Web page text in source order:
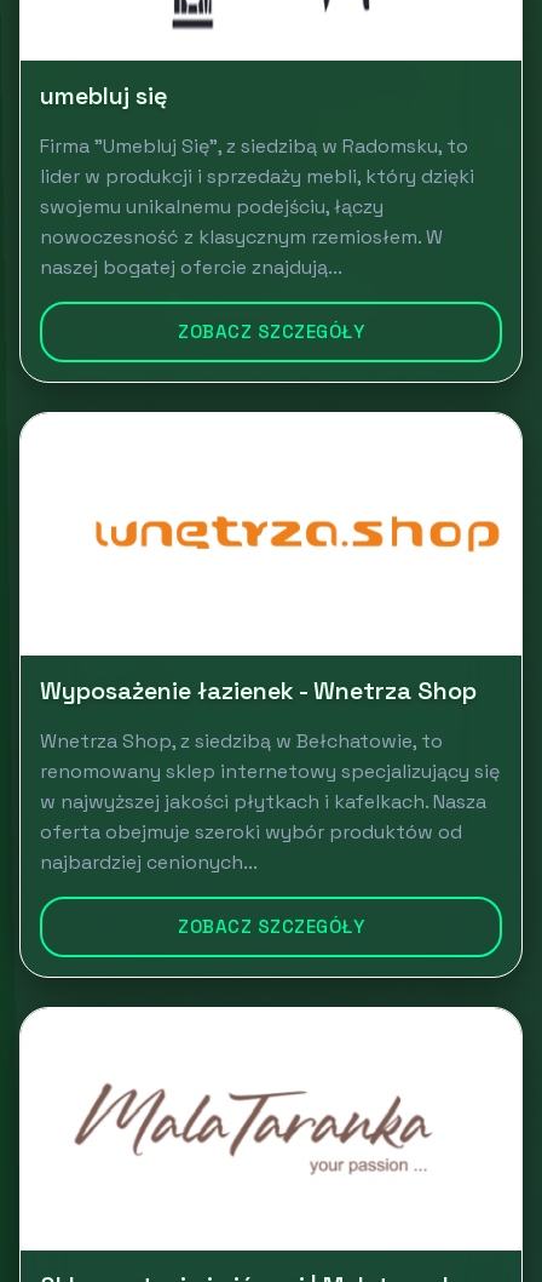
umebluj się
Firma "Umebluj Się", z siedzibą w Radomsku, to
lider w produkcji i sprzedaży mebli, który dzięki
swojemu unikalnemu podejściu, łączy
nowoczesność z klasycznym rzemiosłem. W
naszej bogatej ofercie znajdują...
ZOBACZ SZCZEGÓŁY
Wyposażenie łazienek - Wnetrza Shop
Wnetrza Shop, z siedzibą w Bełchatowie, to
renomowany sklep internetowy specjalizujący się
w najwyższej jakości płytkach i kafelkach. Nasza
oferta obejmuje szeroki wybór produktów od
najbardziej cenionych...
ZOBACZ SZCZEGÓŁY